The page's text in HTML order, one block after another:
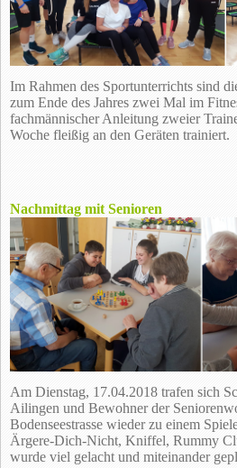
Im Rahmen des Sportunterrichts sind
zum Ende des Jahres zwei Mal im
fachmännischer Anleitung zweier
Woche fleißig an den Geräten trainiert.
Nachmittag mit Senioren
Am Dienstag, 17.04.2018 trafen sich
Ailingen und Bewohner der
Bodenseestrasse wieder zu einem
Ärgere-Dich-Nicht, Kniffel, Rummy
wurde viel gelacht und miteinander